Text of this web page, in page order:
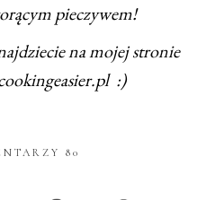
pieczywem!
na mojej stronie
:)
80